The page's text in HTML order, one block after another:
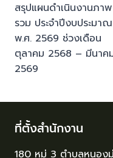
สรุปแผนดำเนินงานภาพ
รวม ประจำปีงบประมาณ
พ.ศ. 2569 ช่วงเดือน
ตุลาคม 2568 – มีนาค
2569
ที่ตั้งสำนักงาน
180 หมู่ 3 ตำบลหนอง